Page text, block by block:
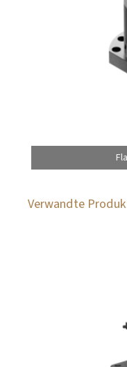
Verwandte